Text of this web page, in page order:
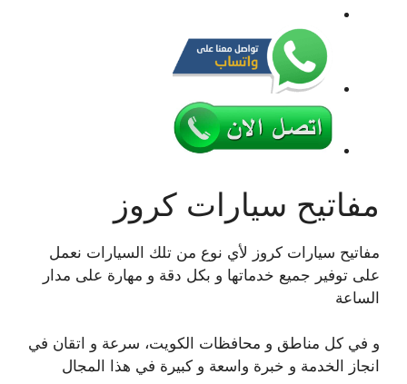
مفاتيح سيارات كروز
مفاتيح سيارات كروز لأي نوع من تلك السيارات نعمل
على توفير جميع خدماتها و بكل دقة و مهارة على مدار
الساعة
و في كل مناطق و محافظات الكويت، سرعة و اتقان في
انجاز الخدمة و خبرة واسعة و كبيرة في هذا المجال